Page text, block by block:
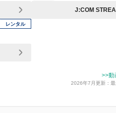
J:COM
レンタル
>>動
2026年7月更新：